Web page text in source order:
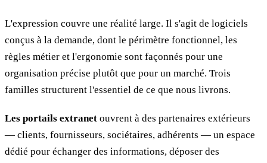
L'expression couvre une réalité large. Il s'agit de logiciels
conçus à la demande, dont le périmètre fonctionnel, les
règles métier et l'ergonomie sont façonnés pour une
organisation précise plutôt que pour un marché. Trois
familles structurent l'essentiel de ce que nous livrons.
Les portails extranet ouvrent à des partenaires extérieurs
— clients, fournisseurs, sociétaires, adhérents — un espace
dédié pour échanger des informations, déposer des